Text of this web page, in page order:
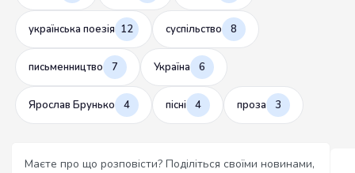
українська поезія 12 суспільство 8
письменництво 7 Україна 6
Ярослав Брунько 4 пісні 4 проза 3
Маєте про що розповісти? Поділіться своїми новинами,